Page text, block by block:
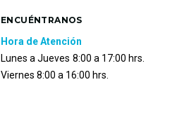
ENCUÉNTRANOS
Hora de Atención
Lunes a Jueves 8:00 a 17:00 hrs.
Viernes 8:00 a 16:00 hrs.